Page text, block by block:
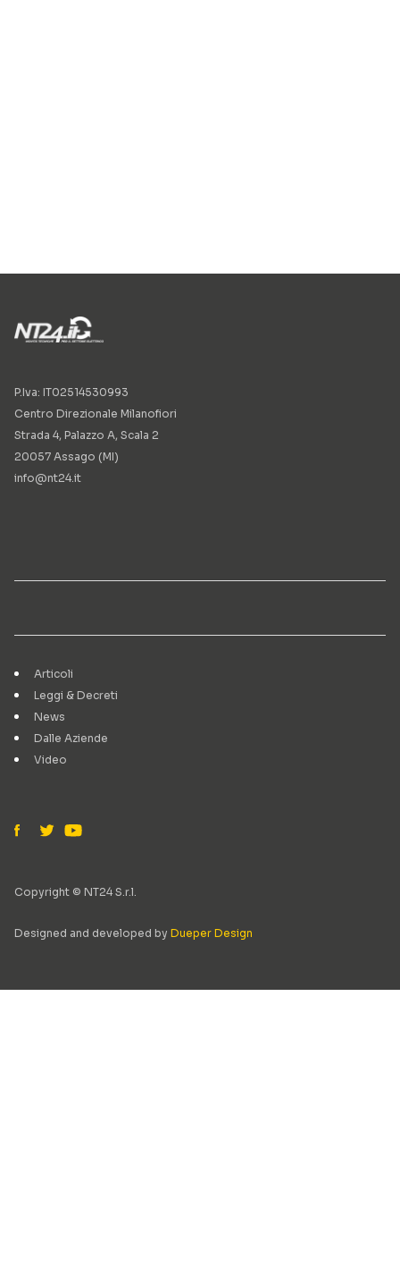
P.Iva: IT02514530993
Centro Direzionale Milanofiori
Strada 4, Palazzo A, Scala 2
20057 Assago (MI)
info@nt24.it
Articoli
Leggi & Decreti
News
Dalle Aziende
Video
Copyright © NT24 S.r.l.
Designed and developed by Dueper Design